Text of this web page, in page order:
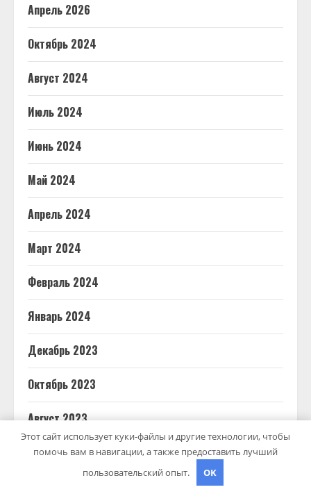
Апрель 2026
Октябрь 2024
Август 2024
Июль 2024
Июнь 2024
Май 2024
Апрель 2024
Март 2024
Февраль 2024
Январь 2024
Декабрь 2023
Октябрь 2023
Август 2023
Декабрь 2022
Этот сайт использует куки-файлы и другие технологии, чтобы
помочь вам в навигации, а также предоставить лучший
пользовательский опыт.
OK